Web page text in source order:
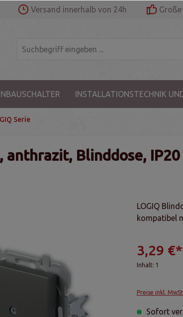
Versand innerhalb von 24h
INSTALLATIONSTECHNIK
Serie
anthrazit, Blinddose, IP20
LOGIQ
kompatibel
3,29 €*
Inhalt: 1
Preise inkl.
Sofort